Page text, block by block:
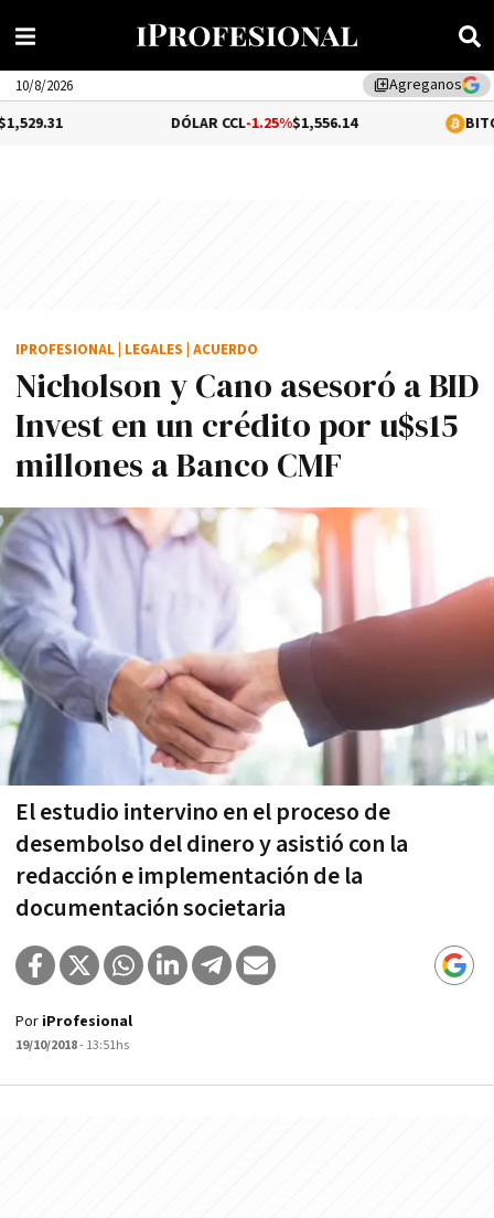
library_addAgreganos
10/8/2026
-1.25%$1,556.14 0.68%
Nicholson y Cano asesoró a BID
Invest en un crédito por u$s15
millones a Banco CMF
El estudio intervino en el proceso de
desembolso del dinero y asistió con la
redacción e implementación de la
documentación societaria
IPROFESIONAL LEGALES ACUERDO
Por iProfesional
19/10/2018- 13:51hs